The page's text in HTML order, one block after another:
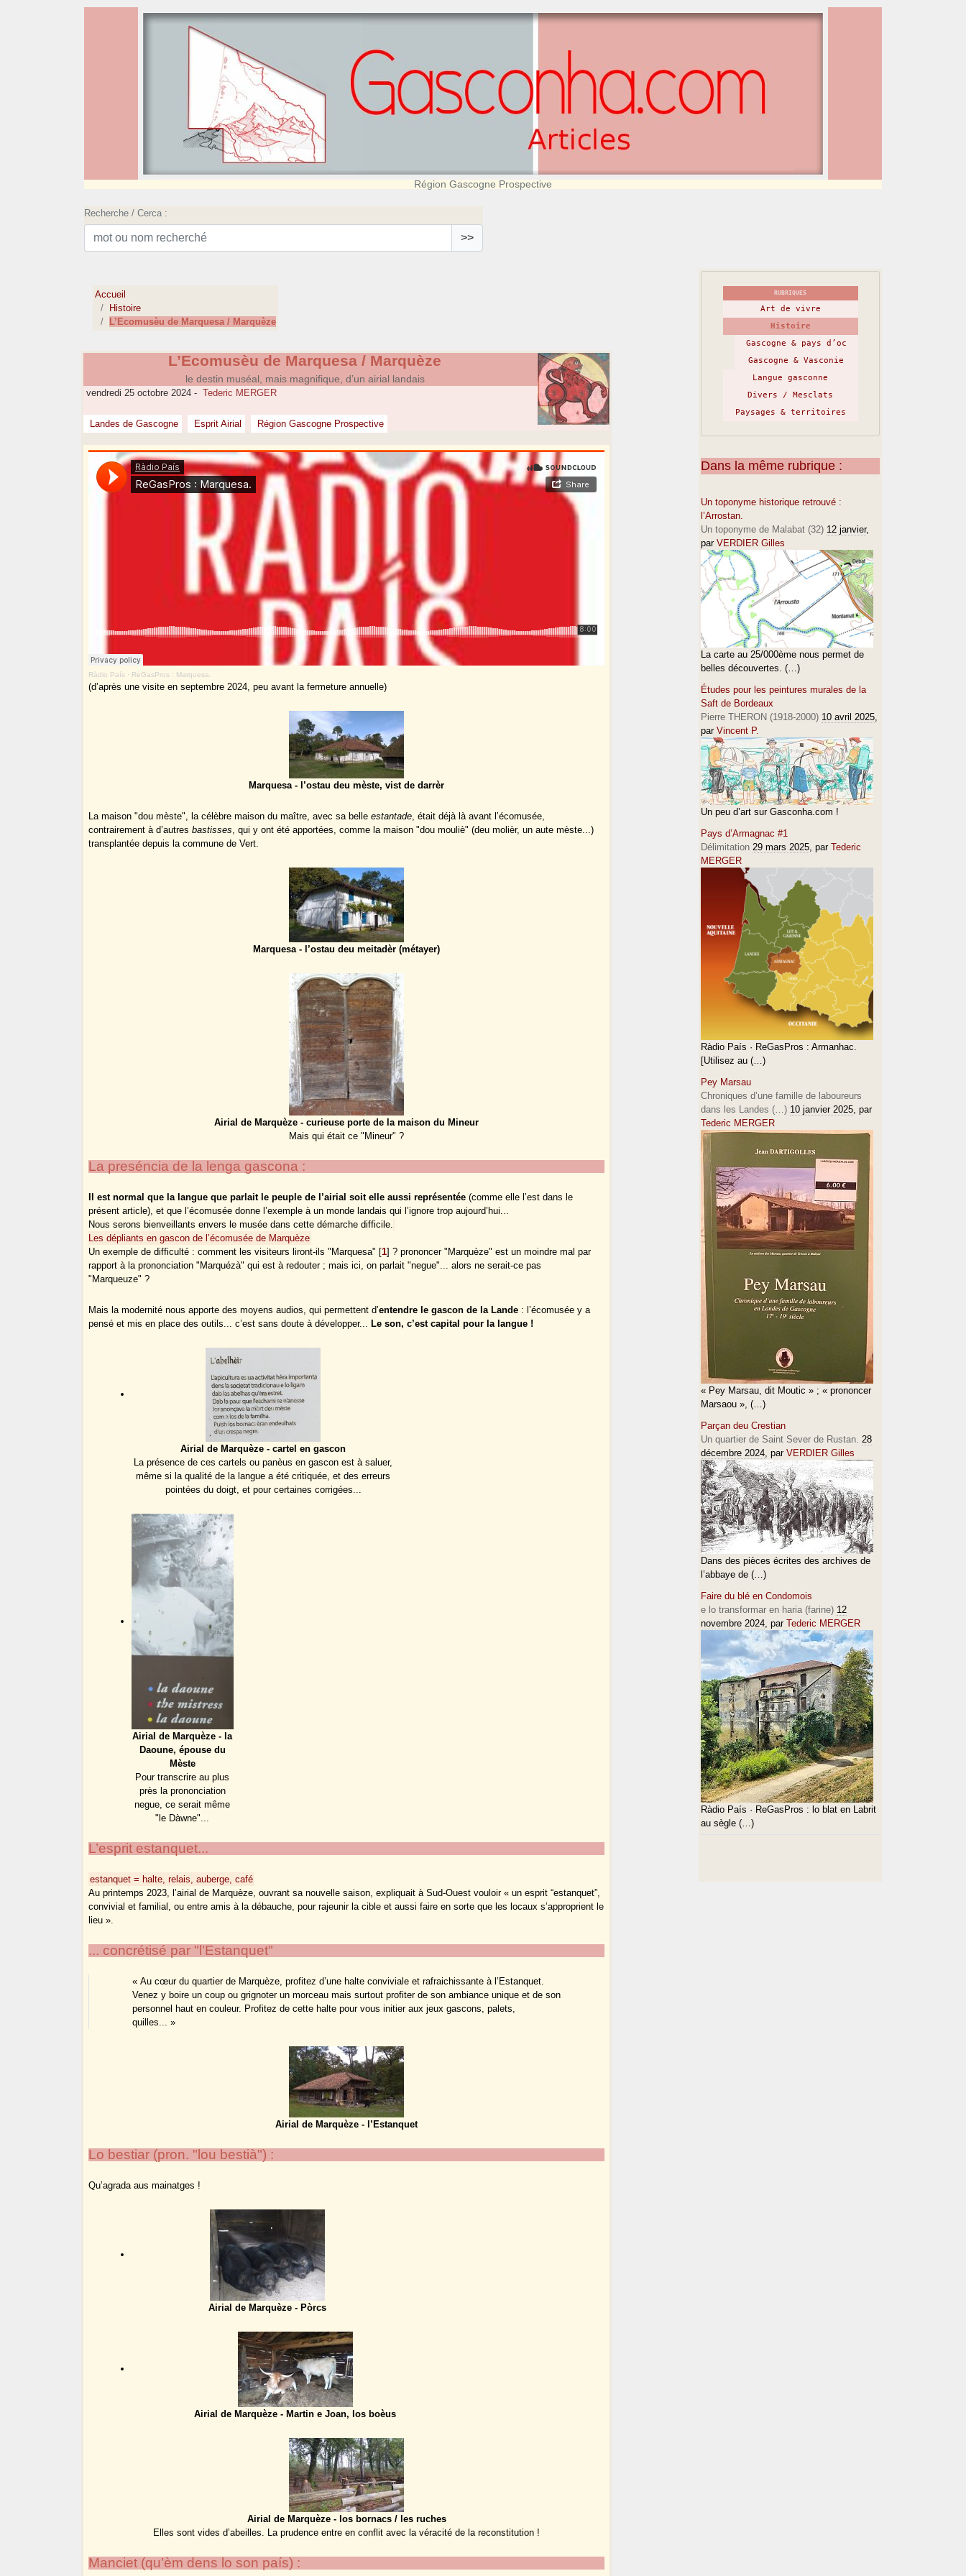
Région Gascogne Prospective
Recherche / Cerca :
>>
Accueil
Histoire
L’Ecomusèu de Marquesa / Marquèze
L’Ecomusèu de Marquesa / Marquèze
le destin muséal, mais magnifique, d’un airial landais
vendredi 25 octobre 2024 - Tederic MERGER
Landes de Gascogne Esprit Airial Région Gascogne Prospective
Ràdio País · ReGasPros : Marquesa.
(d’après une visite en septembre 2024, peu avant la fermeture annuelle)
Marquesa - l’ostau deu mèste, vist de darrèr
La maison "dou mèste", la célèbre maison du maître, avec sa belleestantade, était déjà là avant l’écomusée,
contrairement à d’autresbastisses, qui y ont été apportées, comme la maison "dou mouliè" (deu molièr, un aute mèste...)
transplantée depuis la commune de Vert.
Marquesa - l’ostau deu meitadèr (métayer)
Airial de Marquèze - curieuse porte de la maison du Mineur
Mais qui était ce "Mineur" ?
La preséncia de la lenga gascona :
Il est normal que la langue que parlait le peuple de l’airial soit elle aussi représentée (comme elle l’est dans le
présent article), et que l’écomusée donne l’exemple à un monde landais qui l’ignore trop aujourd’hui...
Nous serons bienveillants envers le musée dans cette démarche difficile.
Les dépliants en gascon de l’écomusée de Marquèze
Un exemple de difficulté : comment les visiteurs liront-ils "Marquesa" [1] ? prononcer "Marquèze" est un moindre mal par
rapport à la prononciation "Marquézà" qui est à redouter ; mais ici, on parlait "negue"... alors ne serait-ce pas
"Marqueuze" ?
Mais la modernité nous apporte des moyens audios, qui permettent d’entendre le gascon de la Lande : l’écomusée y a
pensé et mis en place des outils... c’est sans doute à développer... Le son, c’est capital pour la langue !
Airial de Marquèze - cartel en gascon
La présence de ces cartels ou panèus en gascon est à saluer,
même si la qualité de la langue a été critiquée, et des erreurs
pointées du doigt, et pour certaines corrigées...
Airial de Marquèze - la
Daoune, épouse du
Mèste
Pour transcrire au plus
près la prononciation
negue, ce serait même
"le Dàwne"...
L’esprit estanquet...
estanquet = halte, relais, auberge, café
Au printemps 2023, l’airial de Marquèze, ouvrant sa nouvelle saison, expliquait à Sud-Ouest vouloir « un esprit “estanquet”,
convivial et familial, ou entre amis à la débauche, pour rajeunir la cible et aussi faire en sorte que les locaux s’approprient le
lieu ».
... concrétisé par "l’Estanquet"
« Au cœur du quartier de Marquèze, profitez d’une halte conviviale et rafraichissante à l’Estanquet.
Venez y boire un coup ou grignoter un morceau mais surtout profiter de son ambiance unique et de son
personnel haut en couleur. Profitez de cette halte pour vous initier aux jeux gascons, palets,
quilles... »
Airial de Marquèze - l’Estanquet
Lo bestiar (pron. "lou bestià") :
Qu’agrada aus mainatges !
Airial de Marquèze - Pòrcs
Airial de Marquèze - Martin e Joan, los boèus
Airial de Marquèze - los bornacs / les ruches
Elles sont vides d’abeilles. La prudence entre en conflit avec la véracité de la reconstitution !
Manciet (qu’èm dens lo son país) :
RUBRIQUES
Art de vivre
Histoire
Gascogne & pays d’oc
Gascogne & Vasconie
Langue gasconne
Divers / Mesclats
Paysages & territoires
Dans la même rubrique :
Un toponyme historique retrouvé :
l’Arrostan.
Un toponyme de Malabat (32) 12 janvier,
par VERDIER Gilles
La carte au 25/000ème nous permet de
belles découvertes. (…)
Études pour les peintures murales de la
Saft de Bordeaux
Pierre THERON (1918-2000) 10 avril 2025,
par Vincent P.
Un peu d’art sur Gasconha.com !
Pays d’Armagnac #1
Délimitation 29 mars 2025, par Tederic
MERGER
Ràdio País · ReGasPros : Armanhac.
[Utilisez au (…)
Pey Marsau
Chroniques d’une famille de laboureurs
dans les Landes (…) 10 janvier 2025, par
Tederic MERGER
« Pey Marsau, dit Moutic » ; « prononcer
Marsaou », (…)
Parçan deu Crestian
Un quartier de Saint Sever de Rustan. 28
décembre 2024, par VERDIER Gilles
Dans des pièces écrites des archives de
l’abbaye de (…)
Faire du blé en Condomois
e lo transformar en haria (farine) 12
novembre 2024, par Tederic MERGER
Ràdio País · ReGasPros : lo blat en Labrit
au sègle (…)